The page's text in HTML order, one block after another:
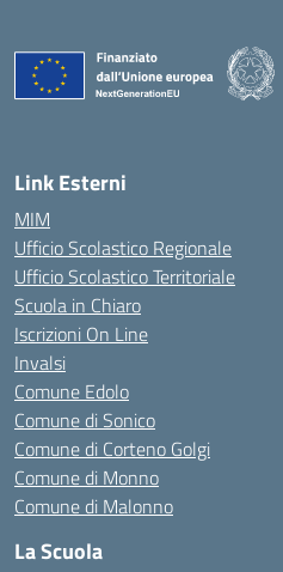
Link Esterni
MIM
Ufficio Scolastico Regionale
Ufficio Scolastico Territoriale
Scuola in Chiaro
Iscrizioni On Line
Invalsi
Comune Edolo
Comune di Sonico
Comune di Corteno Golgi
Comune di Monno
Comune di Malonno
La Scuola